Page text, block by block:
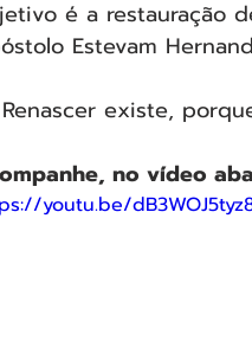
é a restauração
Estevam
existe,
no vídeo
youtu.be/